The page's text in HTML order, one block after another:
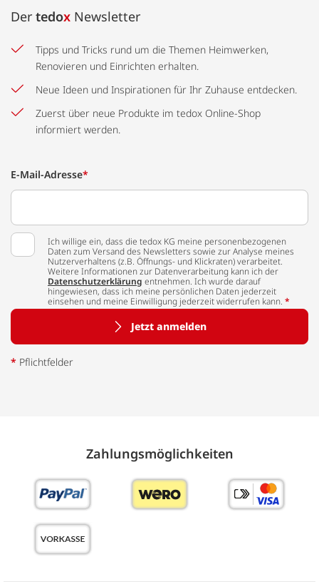
Der tedox Newsletter
Tipps und Tricks rund um die Themen Heimwerken,
Renovieren und Einrichten erhalten.
Neue Ideen und Inspirationen für Ihr Zuhause entdecken.
Zuerst über neue Produkte im tedox Online-Shop
informiert werden.
E-Mail-Adresse*
Ich willige ein, dass die tedox KG meine personenbezogenen
Daten zum Versand des Newsletters sowie zur Analyse meines
Nutzerverhaltens (z.B. Öffnungs- und Klickraten) verarbeitet.
Weitere Informationen zur Datenverarbeitung kann ich der
Datenschutzerklärung entnehmen. Ich wurde darauf
hingewiesen, dass ich meine persönlichen Daten jederzeit
einsehen und meine Einwilligung jederzeit widerrufen kann. *
Jetzt anmelden
* Pflichtfelder
Zahlungs­möglich­keiten